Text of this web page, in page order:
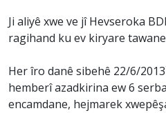
Ji aliyê xwe ve jî Hevseroka
ragihand ku ev kiryare
Her îro danê sibehê 22/6/
hemberî azadkirina ew 6
encamdane, hejmarek